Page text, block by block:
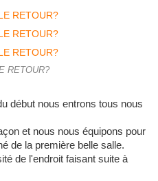
RETOUR?
début nous entrons tous nous
et nous nous équipons pour
de la première belle salle.
de l'endroit faisant suite à